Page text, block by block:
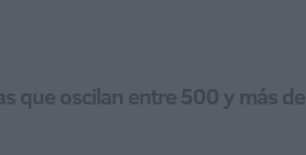
que oscilan entre 500 y más